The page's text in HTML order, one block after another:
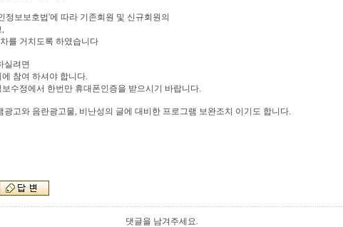
정보보호법'에 따라 기존회원 및 신규회원의
를 거치도록 하였습니다
실려면
참여 하셔야 합니다.
수정에서 한번만 휴대폰인증을 받으시기 바랍니다.
광고와 음란광고물, 비난성의 글에 대비한 프로그램 보완조치 이기도 합니다.
댓글을 남겨주세요.